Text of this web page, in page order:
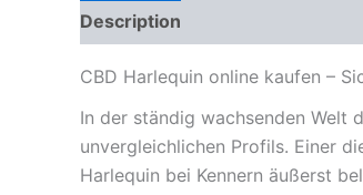
Description
CBD Harlequin online kaufen –
In der ständig wachsenden Welt
unvergleichlichen Profils. Einer
Harlequin bei Kennern äußerst